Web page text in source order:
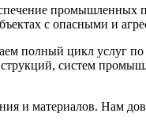
промышленных
с опасными и
полный цикл услуг по
систем
и материалов. Нам